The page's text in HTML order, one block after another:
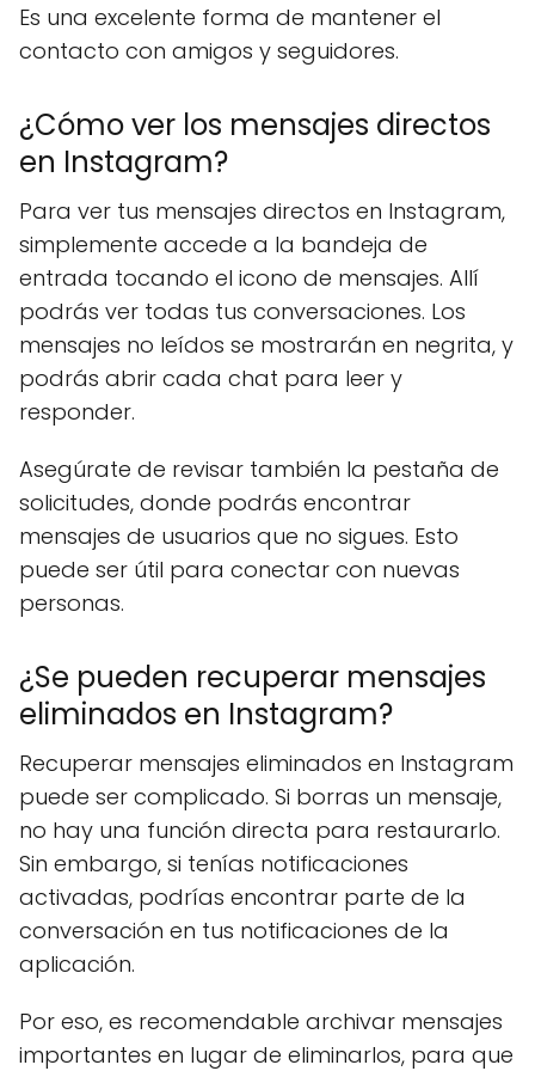
Es una excelente forma de mantener el
contacto con amigos y seguidores.
¿Cómo ver los mensajes directos
en Instagram?
Para ver tus mensajes directos en Instagram,
simplemente accede a la bandeja de
entrada tocando el icono de mensajes. Allí
podrás ver todas tus conversaciones. Los
mensajes no leídos se mostrarán en negrita, y
podrás abrir cada chat para leer y
responder.
Asegúrate de revisar también la pestaña de
solicitudes, donde podrás encontrar
mensajes de usuarios que no sigues. Esto
puede ser útil para conectar con nuevas
personas.
¿Se pueden recuperar mensajes
eliminados en Instagram?
Recuperar mensajes eliminados en Instagram
puede ser complicado. Si borras un mensaje,
no hay una función directa para restaurarlo.
Sin embargo, si tenías notificaciones
activadas, podrías encontrar parte de la
conversación en tus notificaciones de la
aplicación.
Por eso, es recomendable archivar mensajes
importantes en lugar de eliminarlos, para que